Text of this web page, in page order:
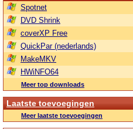
Spotnet
DVD Shrink
coverXP Free
QuickPar (nederlands)
MakeMKV
HWiNFO64
Meer top downloads
Laatste toevoegingen
Meer laatste toevoegingen